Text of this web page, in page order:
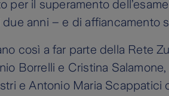
per il superamento
due anni – e di affiancamento
così a far parte della Rete
Borrelli e Cristina
e Antonio Maria Scappatici